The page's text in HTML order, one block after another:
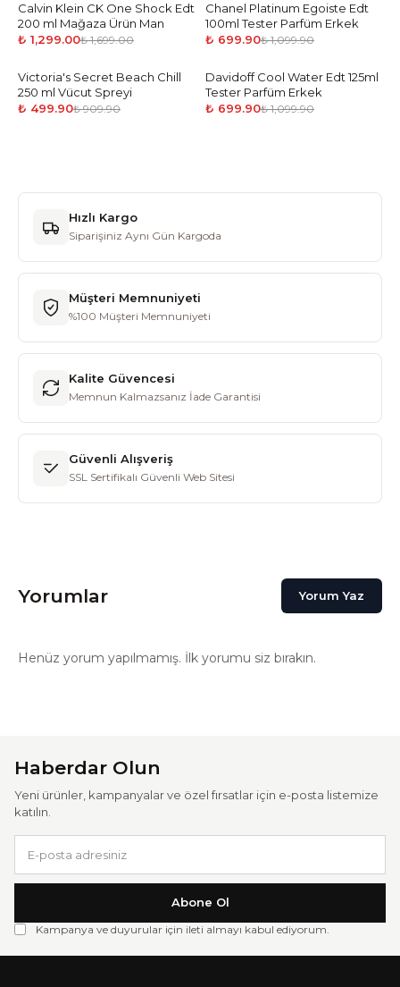
-24%
Calvin Klein CK One Shock Edt
200 ml Mağaza Ürün Man
₺ 1,299.00₺ 1,699.00
-36%
Chanel Platinum Egoiste Edt
100ml Tester Parfüm Erkek
₺ 699.90₺ 1,099.90
-45%
Victoria's Secret Beach Chill
250 ml Vücut Spreyi
₺ 499.90₺ 909.90
-36%
Davidoff Cool Water Edt 125ml
Tester Parfüm Erkek
₺ 699.90₺ 1,099.90
Hızlı Kargo
Siparişiniz Aynı Gün Kargoda
Müşteri Memnuniyeti
%100 Müşteri Memnuniyeti
Kalite Güvencesi
Memnun Kalmazsanız İade Garantisi
Güvenli Alışveriş
SSL Sertifikalı Güvenli Web Sitesi
Yorumlar Yorum Yaz
Henüz yorum yapılmamış. İlk yorumu siz bırakın.
Haberdar Olun
Yeni ürünler, kampanyalar ve özel fırsatlar için e-posta listemize
katılın.
Abone Ol
Kampanya ve duyurular için ileti almayı kabul ediyorum.